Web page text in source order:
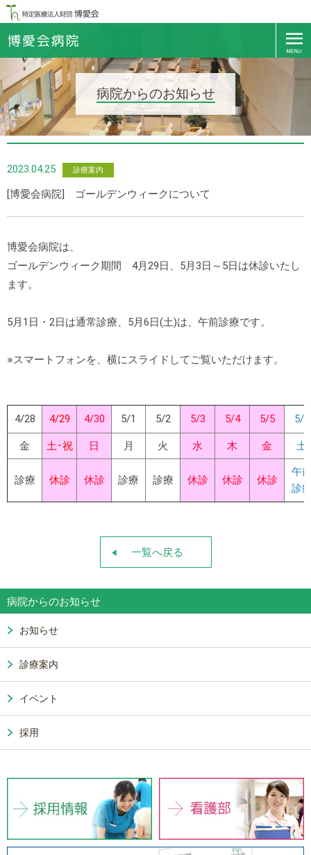
病院からのお知らせ
2023.04.25 診療案内
[博愛会病院] ゴールデンウィークについて
博愛会病院は、
ゴールデンウィーク期間 4月29日、5月3日～5日は休診いたし
ます。
5月1日・2日は通常診療、5月6日(土)は、午前診療です。
※スマートフォンを、横にスライドしてご覧いただけます。
4/28 4/29 4/30 5/1 5/2 5/3 5/4 5/5 5/6
金 土･祝 日 月 火 水 木 金 土
診療 休診 休診 診療 診療 休診 休診 休診
午
診
一覧へ戻る
病院からのお知らせ
お知らせ
診療案内
イベント
採用